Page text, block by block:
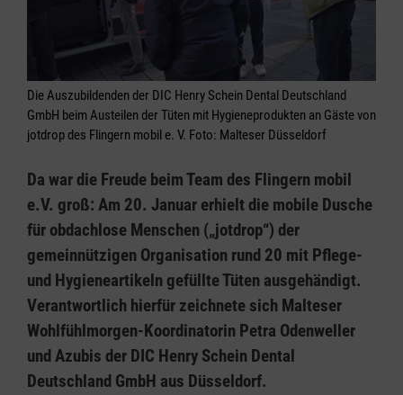
Die Auszubildenden der DIC Henry Schein Dental Deutschland
GmbH beim Austeilen der Tüten mit Hygieneprodukten an Gäste von
jotdrop des Flingern mobil e. V. Foto: Malteser Düsseldorf
Da war die Freude beim Team des Flingern mobil
e.V. groß: Am 20. Januar erhielt die mobile Dusche
für obdachlose Menschen („jotdrop“) der
gemeinnützigen Organisation rund 20 mit Pflege-
und Hygieneartikeln gefüllte Tüten ausgehändigt.
Verantwortlich hierfür zeichnete sich Malteser
Wohlfühlmorgen-Koordinatorin Petra Odenweller
und Azubis der DIC Henry Schein Dental
Deutschland GmbH aus Düsseldorf.